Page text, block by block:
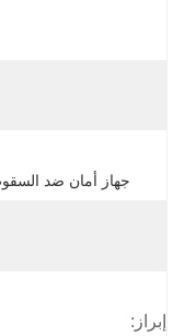
جهاز أمان ضد
إبراز: